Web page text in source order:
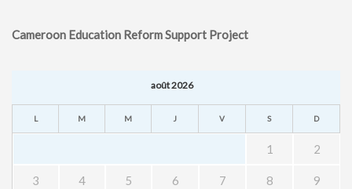
Cameroon Education Reform Support Project
août 2026
L M M J V S D
1 2
3 4 5 6 7 8 9